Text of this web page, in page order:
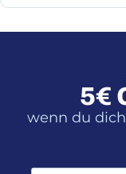
5€
wenn du